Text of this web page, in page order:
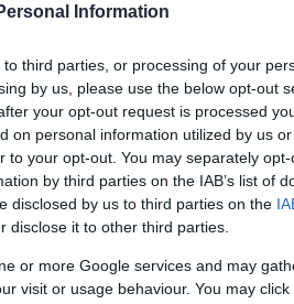
Information
third parties, or processing of your
by us, please use the below opt-out
your opt-out request is processed
on personal information utilized by us
to your opt-out. You may separately
by third parties on the IAB’s list of
disclosed by us to third parties on the
disclose it to other third parties.
or more Google services and may
visit or usage behaviour. You may
των Διοικήσεων, Φρεγατών
ελικόπτερα της